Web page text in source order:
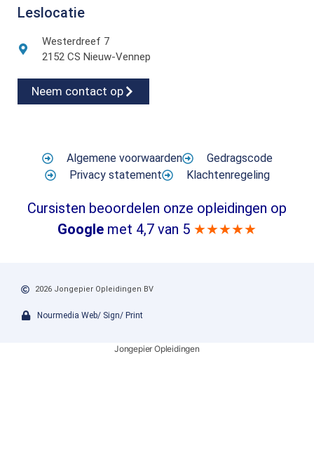
Leslocatie
Westerdreef 7
2152 CS Nieuw-Vennep
Neem contact op
Algemene voorwaarden
Gedragscode
Privacy statement
Klachtenregeling
Cursisten beoordelen onze opleidingen op
Google met 4,7 van 5 ★★★★★
2026 Jongepier Opleidingen BV
Nourmedia Web/ Sign/ Print
Jongepier Opleidingen